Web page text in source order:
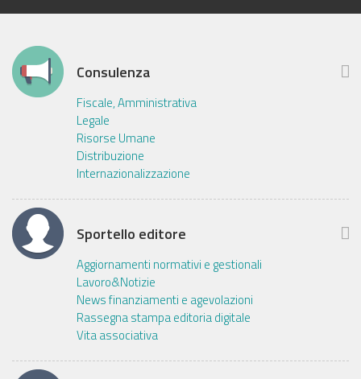
Consulenza
Fiscale, Amministrativa
Legale
Risorse Umane
Distribuzione
Internazionalizzazione
Sportello editore
Aggiornamenti normativi e gestionali
Lavoro&Notizie
News finanziamenti e agevolazioni
Rassegna stampa editoria digitale
Vita associativa